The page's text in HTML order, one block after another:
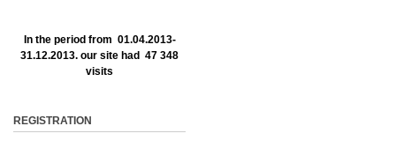
In the period from 01.04.2013-
31.12.2013. our site had 47 348
visits
REGISTRATION